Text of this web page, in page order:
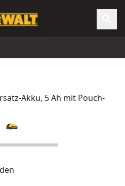
Akku, 5 Ah mit Pouch-